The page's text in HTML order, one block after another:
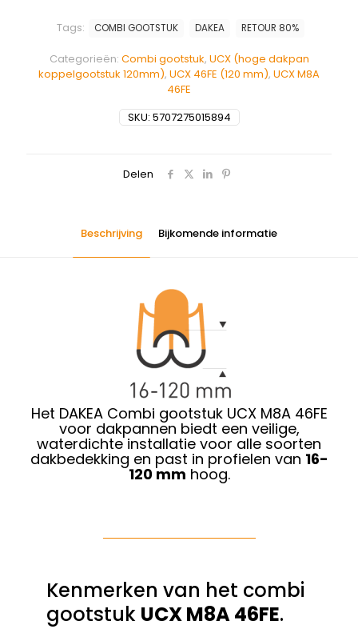
SKU: 5707275015894
Categorieën: Combi gootstuk, UCX (hoge dakpan
koppelgootstuk 120mm), UCX 46FE (120 mm), UCX M8A
46FE
Tags: COMBI GOOTSTUK DAKEA RETOUR 80%
Delen
Beschrijving Bijkomende informatie
Het DAKEA Combi gootstuk UCX M8A 46FE
voor dakpannen biedt een veilige,
waterdichte installatie voor alle soorten
dakbedekking en past in profielen van 16-
120 mm hoog.
Kenmerken van het combi
gootstuk UCX M8A 46FE.